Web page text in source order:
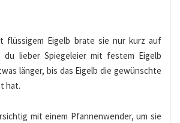
flüssigem Eigelb brate sie nur kurz auf
du lieber Spiegeleier mit festem Eigelb
länger, bis das Eigelb die gewünschte
hat.
mit einem Pfannenwender, um sie